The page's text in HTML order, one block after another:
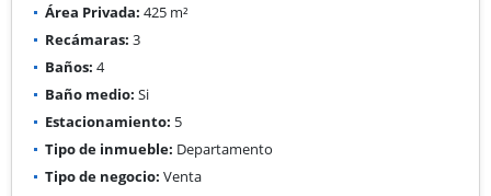
Área Privada: 425 m²
Recámaras: 3
Baños: 4
Baño medio: Si
Estacionamiento: 5
Tipo de inmueble: Departamento
Tipo de negocio: Venta